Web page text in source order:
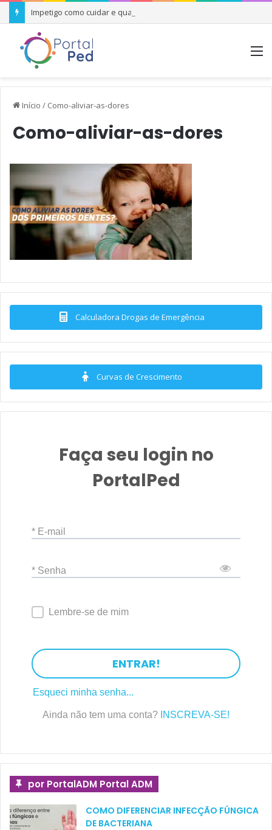
Impetigo como cuidar e quando se preocupar
Início / Como-aliviar-as-dores
Como-aliviar-as-dores
Calculadora Drogas de Emergência
Curvas de Crescimento
Faça seu login no
PortalPed
* E-mail
* Senha
Lembre-se de mim
ENTRAR!
Esqueci minha senha...
Ainda não tem uma conta? INSCREVA-SE!
por PortalADM Portal ADM
COMO DIFERENCIAR INFECÇÃO FÚNGICA
DE BACTERIANA